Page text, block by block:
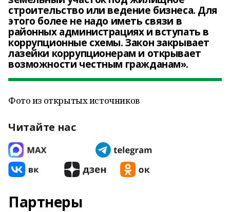
строительство или ведение бизнеса. Для
этого более не надо иметь связи в
районных администрациях и вступать в
коррупционные схемы. Закон закрывает
лазейки коррупционерам и открывает
возможности честным гражданам».
Фото из открытых источников
Читайте нас
Партнеры